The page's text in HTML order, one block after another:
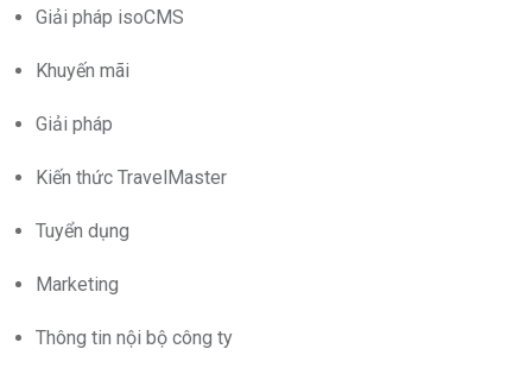
Giải pháp isoCMS
Khuyến mãi
Giải pháp
Kiến thức TravelMaster
Tuyển dụng
Marketing
Thông tin nội bộ công ty